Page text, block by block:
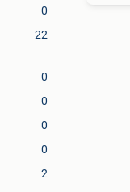
0
22
0
0
0
0
2